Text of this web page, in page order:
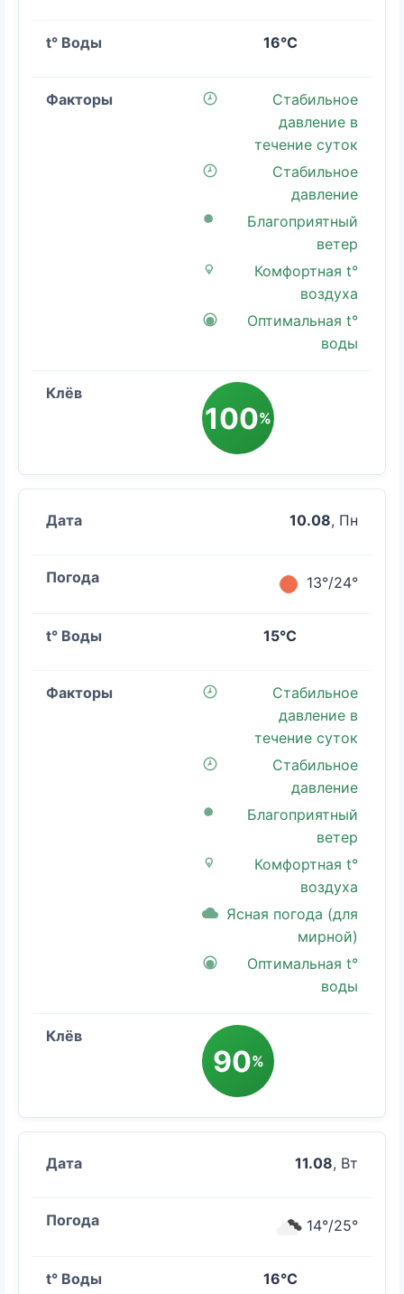
16°C
Стабильное
давление в
течение суток
Стабильное
давление
Благоприятный
ветер
Комфортная t°
воздуха
Оптимальная t°
воды
100%
10.08, Пн
13°/24°
15°C
Стабильное
давление в
течение суток
Стабильное
давление
Благоприятный
ветер
Комфортная t°
воздуха
Ясная погода (для
мирной)
Оптимальная t°
воды
90%
11.08, Вт
14°/25°
16°C